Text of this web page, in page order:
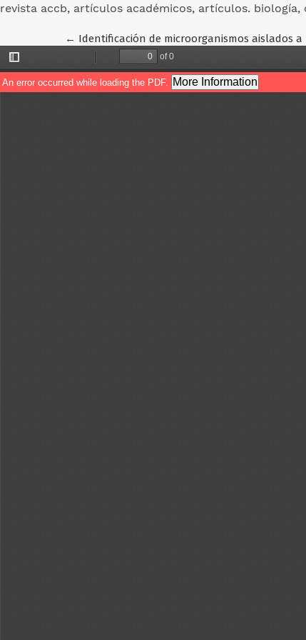
revista accb, artículos académicos, artículos. biología,
← Volver a los detalles del artículo
Identificación de microorganismos aislados